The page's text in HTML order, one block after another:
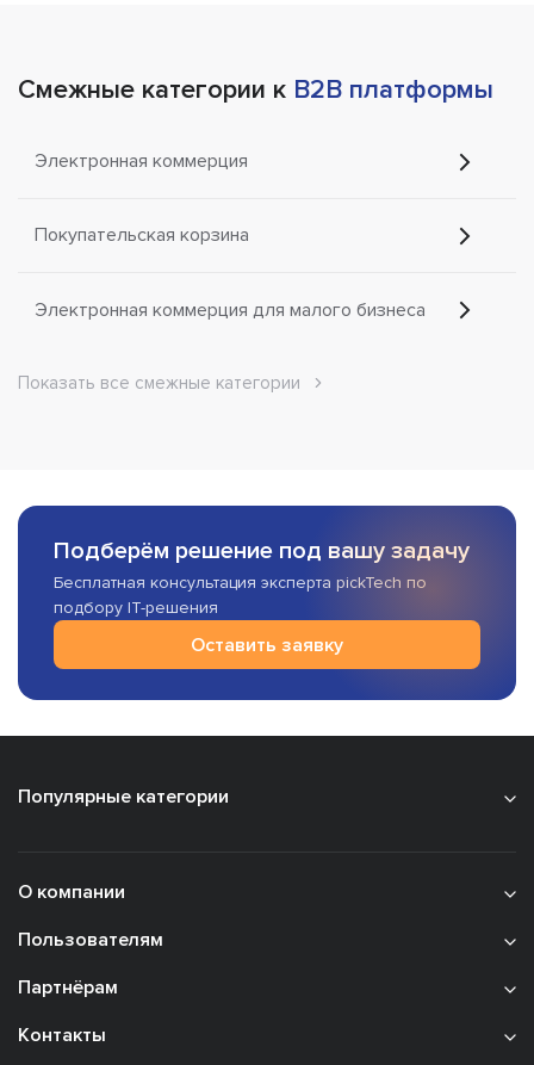
Смежные категории к B2B платформы
Электронная коммерция
Покупательская корзина
Электронная коммерция для малого бизнеса
Показать все смежные категории
Подберём решение под вашу задачу
Бесплатная консультация эксперта pickTech по
подбору IT-решения
Оставить заявку
Популярные категории
О компании
Пользователям
Партнёрам
Контакты